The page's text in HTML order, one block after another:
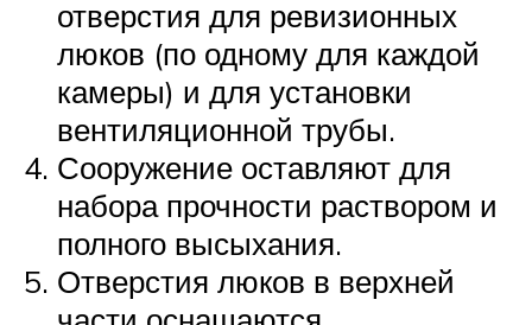
отверстия для ревизионных
люков (по одному для каждой
камеры) и для установки
вентиляционной трубы.
Сооружение оставляют для
набора прочности раствором и
полного высыхания.
Отверстия люков в верхней